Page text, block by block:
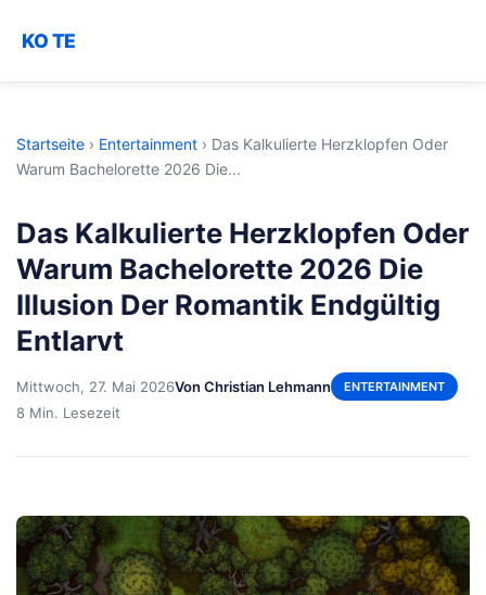
KO TE
Startseite › Entertainment › Das Kalkulierte Herzklopfen Oder
Warum Bachelorette 2026 Die...
Das Kalkulierte Herzklopfen Oder
Warum Bachelorette 2026 Die
Illusion Der Romantik Endgültig
Entlarvt
Mittwoch, 27. Mai 2026Von Christian Lehmann ENTERTAINMENT
8 Min. Lesezeit